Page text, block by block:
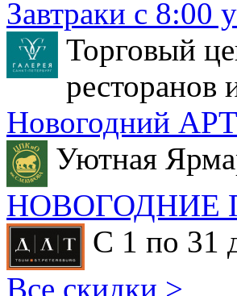
Завтраки с 8:00
Торговый
ресторанов
Новогодний
Уютная
НОВОГОДНИЕ
С 1 по 31
Все скидки >